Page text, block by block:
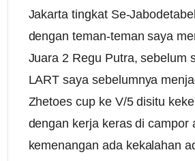
Jakarta tingkat Se-
dengan teman-teman saya
Juara 2 Regu Putra, sebelum
LART saya sebelumnya
Zhetoes cup ke V/5 disitu
dengan kerja keras di campor
kemenangan ada kekalahan